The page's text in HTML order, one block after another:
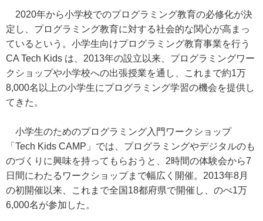
2020年から小学校でのプログラミング教育の必修化が決
定し、プログラミング教育に対する社会的な関心が高まっ
ているという。小学生向けプログラミング教育事業を行う
CA Tech Kids は、2013年の設立以来、プログラミングワー
クショップや小学校への出張授業を通し、これまで約1万
8,000名以上の小学生にプログラミング学習の機会を提供し
てきた。
小学生のためのプログラミング入門ワークショップ
「Tech Kids CAMP」では、プログラミングやデジタルのも
のづくりに興味を持ってもらおうと、2時間の体験会から7
日間にわたるワークショップまで幅広く開催。2013年8月
の初開催以来、これまで全国18都府県で開催し、のべ1万
6,000名が参加した。